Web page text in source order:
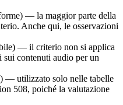
— la maggior parte della
Anche qui, le osservazioni
— il criterio non si applica
sui contenuti audio per un
— utilizzato solo nelle tabelle
508, poiché la valutazione